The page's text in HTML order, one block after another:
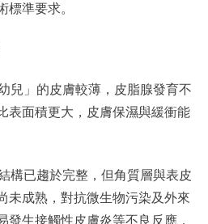
標準要求。
兒」的皮膚較薄，皮脂腺發育不
表面積更大，皮膚保濕與緩衝能
構已趨於完整，但角質層與表皮
未成熟，對抗微生物污染及外來
發生接觸性皮膚炎等不良反應，